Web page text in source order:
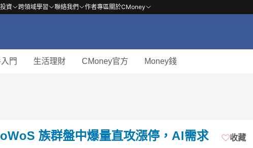
資 跨領域學習 聯絡我們 作者專區關於CMoney
門 生活理財 CMoney官方 Money錢
族群盤中爆量直攻漲停，AI需求
收藏